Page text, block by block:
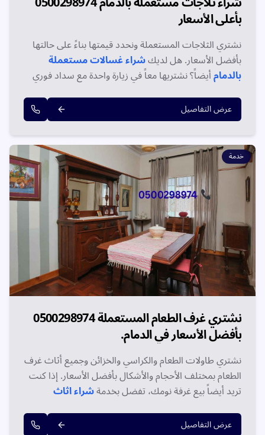
بأعلى الأسعار
نشتري الثلاجات المستعملة ونحدد قيمتها بناءً على حالتها
بأفضل الأسعار. هل لديكشراء غسالات مستعملة
بالدمامأيضاً؟ نشتريها معاً في زيارة واحدة مع سداد فوري
عرض التفاصيل
خدمة
نشتري غرف الطعام المستعملة 0500298974
بأفضل الأسعار في الدمام.
نشتري طاولات الطعام والكراسي والخزائن وجميع أثاث غرف
الطعام بمختلف الأحجام والأشكال بأفضل الأسعار. إذا كنت
تريد أيضاً بيع غرفة نومك، تفضل بخدمةشراء اثاث
عرض التفاصيل